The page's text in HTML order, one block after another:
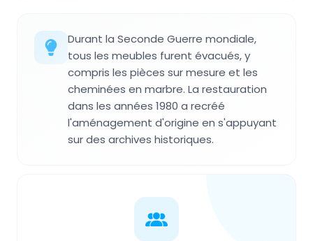
Durant la Seconde Guerre mondiale,
tous les meubles furent évacués, y
compris les pièces sur mesure et les
cheminées en marbre. La restauration
dans les années 1980 a recréé
l'aménagement d'origine en s'appuyant
sur des archives historiques.